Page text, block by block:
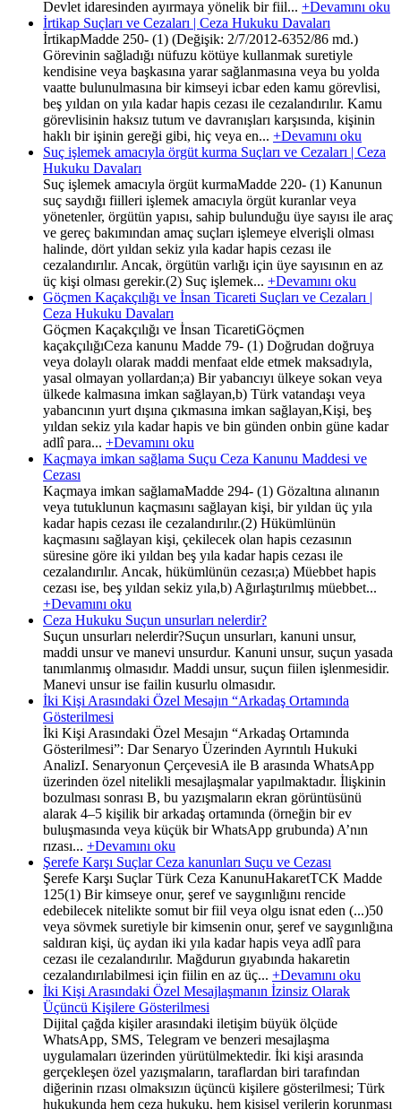
Devlet idaresinden ayırmaya yönelik bir fiil... +Devamını oku
İrtikap Suçları ve Cezaları | Ceza Hukuku Davaları
İrtikapMadde 250- (1) (Değişik: 2/7/2012-6352/86 md.)
Görevinin sağladığı nüfuzu kötüye kullanmak suretiyle
kendisine veya başkasına yarar sağlanmasına veya bu yolda
vaatte bulunulmasına bir kimseyi icbar eden kamu görevlisi,
beş yıldan on yıla kadar hapis cezası ile cezalandırılır. Kamu
görevlisinin haksız tutum ve davranışları karşısında, kişinin
haklı bir işinin gereği gibi, hiç veya en... +Devamını oku
Suç işlemek amacıyla örgüt kurma Suçları ve Cezaları | Ceza
Hukuku Davaları
Suç işlemek amacıyla örgüt kurmaMadde 220- (1) Kanunun
suç saydığı fiilleri işlemek amacıyla örgüt kuranlar veya
yönetenler, örgütün yapısı, sahip bulunduğu üye sayısı ile araç
ve gereç bakımından amaç suçları işlemeye elverişli olması
halinde, dört yıldan sekiz yıla kadar hapis cezası ile
cezalandırılır. Ancak, örgütün varlığı için üye sayısının en az
üç kişi olması gerekir.(2) Suç işlemek... +Devamını oku
Göçmen Kaçakçılığı ve İnsan Ticareti Suçları ve Cezaları |
Ceza Hukuku Davaları
Göçmen Kaçakçılığı ve İnsan TicaretiGöçmen
kaçakçılığıCeza kanunu Madde 79- (1) Doğrudan doğruya
veya dolaylı olarak maddi menfaat elde etmek maksadıyla,
yasal olmayan yollardan;a) Bir yabancıyı ülkeye sokan veya
ülkede kalmasına imkan sağlayan,b) Türk vatandaşı veya
yabancının yurt dışına çıkmasına imkan sağlayan,Kişi, beş
yıldan sekiz yıla kadar hapis ve bin günden onbin güne kadar
adlî para... +Devamını oku
Kaçmaya imkan sağlama Suçu Ceza Kanunu Maddesi ve
Cezası
Kaçmaya imkan sağlamaMadde 294- (1) Gözaltına alınanın
veya tutuklunun kaçmasını sağlayan kişi, bir yıldan üç yıla
kadar hapis cezası ile cezalandırılır.(2) Hükümlünün
kaçmasını sağlayan kişi, çekilecek olan hapis cezasının
süresine göre iki yıldan beş yıla kadar hapis cezası ile
cezalandırılır. Ancak, hükümlünün cezası;a) Müebbet hapis
cezası ise, beş yıldan sekiz yıla,b) Ağırlaştırılmış müebbet...
+Devamını oku
Ceza Hukuku Suçun unsurları nelerdir?
Suçun unsurları nelerdir?Suçun unsurları, kanuni unsur,
maddi unsur ve manevi unsurdur. Kanuni unsur, suçun yasada
tanımlanmış olmasıdır. Maddi unsur, suçun fiilen işlenmesidir.
Manevi unsur ise failin kusurlu olmasıdır.
İki Kişi Arasındaki Özel Mesajın “Arkadaş Ortamında
Gösterilmesi
İki Kişi Arasındaki Özel Mesajın “Arkadaş Ortamında
Gösterilmesi”: Dar Senaryo Üzerinden Ayrıntılı Hukuki
AnalizI. Senaryonun ÇerçevesiA ile B arasında WhatsApp
üzerinden özel nitelikli mesajlaşmalar yapılmaktadır. İlişkinin
bozulması sonrası B, bu yazışmaların ekran görüntüsünü
alarak 4–5 kişilik bir arkadaş ortamında (örneğin bir ev
buluşmasında veya küçük bir WhatsApp grubunda) A’nın
rızası... +Devamını oku
Şerefe Karşı Suçlar Ceza kanunları Suçu ve Cezası
Şerefe Karşı Suçlar Türk Ceza KanunuHakaretTCK Madde
125(1) Bir kimseye onur, şeref ve saygınlığını rencide
edebilecek nitelikte somut bir fiil veya olgu isnat eden (...)50
veya sövmek suretiyle bir kimsenin onur, şeref ve saygınlığına
saldıran kişi, üç aydan iki yıla kadar hapis veya adlî para
cezası ile cezalandırılır. Mağdurun gıyabında hakaretin
cezalandırılabilmesi için fiilin en az üç... +Devamını oku
İki Kişi Arasındaki Özel Mesajlaşmanın İzinsiz Olarak
Üçüncü Kişilere Gösterilmesi
Dijital çağda kişiler arasındaki iletişim büyük ölçüde
WhatsApp, SMS, Telegram ve benzeri mesajlaşma
uygulamaları üzerinden yürütülmektedir. İki kişi arasında
gerçekleşen özel yazışmaların, taraflardan biri tarafından
diğerinin rızası olmaksızın üçüncü kişilere gösterilmesi; Türk
hukukunda hem ceza hukuku, hem kişisel verilerin korunması